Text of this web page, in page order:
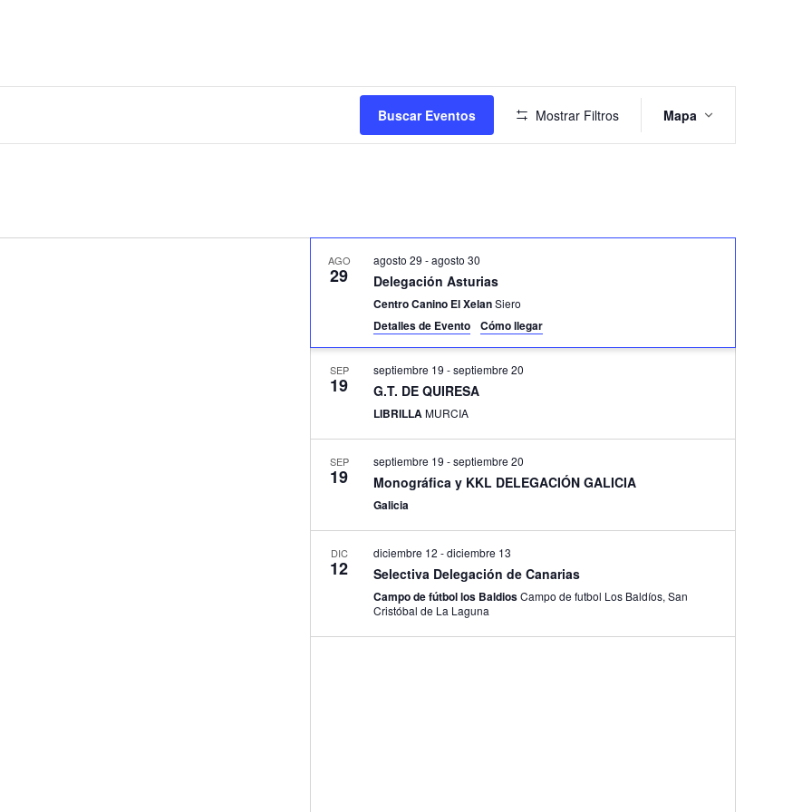
Buscar Eventos Mostrar Filtros
de
Mapa
AGO
29
agosto 29 -agosto 30
Delegación Asturias
Centro Canino El XelanSiero
Detalles de Evento Cómo llegar
SEP
19
septiembre 19 -septiembre 20
G.T. DE QUIRESA
LIBRILLAMURCIA
SEP
19
septiembre 19 -septiembre 20
Monográfica y KKL DELEGACIÓN GALICIA
Galicia
DIC
12
diciembre 12 -diciembre 13
Selectiva Delegación de Canarias
Campo de fútbol los BaldiosCampo de futbol Los Baldíos, San
Cristóbal de La Laguna